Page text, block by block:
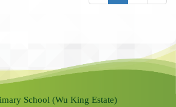
School (Wu King Estate)